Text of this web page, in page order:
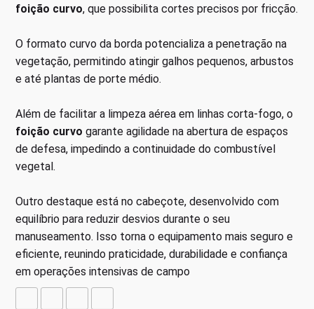
foição curvo, que possibilita cortes precisos por fricção.
O formato curvo da borda potencializa a penetração na
vegetação, permitindo atingir galhos pequenos, arbustos
e até plantas de porte médio.
Além de facilitar a limpeza aérea em linhas corta-fogo, o
foição curvo garante agilidade na abertura de espaços
de defesa, impedindo a continuidade do combustível
vegetal.
Outro destaque está no cabeçote, desenvolvido com
equilíbrio para reduzir desvios durante o seu
manuseamento. Isso torna o equipamento mais seguro e
eficiente, reunindo praticidade, durabilidade e confiança
em operações intensivas de campo